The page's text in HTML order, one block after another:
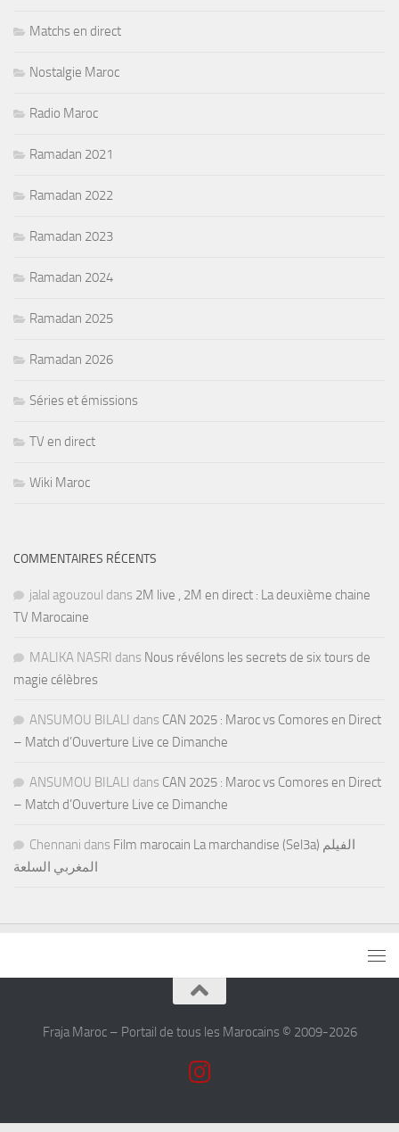
Matchs en direct
Nostalgie Maroc
Radio Maroc
Ramadan 2021
Ramadan 2022
Ramadan 2023
Ramadan 2024
Ramadan 2025
Ramadan 2026
Séries et émissions
TV en direct
Wiki Maroc
COMMENTAIRES RÉCENTS
jalal agouzoul dans 2M live , 2M en direct : La deuxième chaine
TV Marocaine
MALIKA NASRI dans Nous révélons les secrets de six tours de
magie célèbres
ANSUMOU BILALI dans CAN 2025 : Maroc vs Comores en Direct
– Match d’Ouverture Live ce Dimanche
ANSUMOU BILALI dans CAN 2025 : Maroc vs Comores en Direct
– Match d’Ouverture Live ce Dimanche
Chennani dans Film marocain La marchandise (Sel3a) الفيلم
المغربي السلعة
Fraja Maroc – Portail de tous les Marocains © 2009-2026